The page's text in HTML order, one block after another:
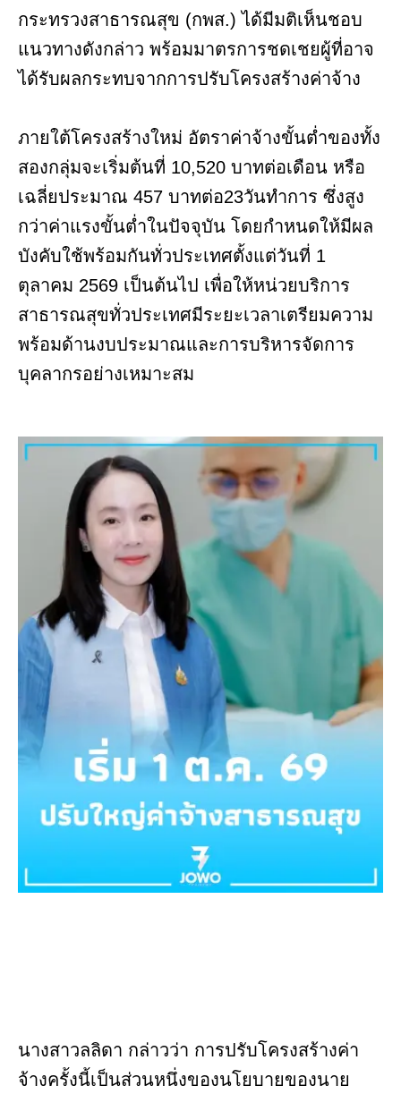
กระทรวงสาธารณสุข (กพส.) ได้มีมติเห็นชอบ
แนวทางดังกล่าว พร้อมมาตรการชดเชยผู้ที่อาจ
ได้รับผลกระทบจากการปรับโครงสร้างค่าจ้าง
ภายใต้โครงสร้างใหม่ อัตราค่าจ้างขั้นต่ำของทั้ง
สองกลุ่มจะเริ่มต้นที่ 10,520 บาทต่อเดือน หรือ
เฉลี่ยประมาณ 457 บาทต่อ23วันทำการ ซึ่งสูง
กว่าค่าแรงขั้นต่ำในปัจจุบัน โดยกำหนดให้มีผล
บังคับใช้พร้อมกันทั่วประเทศตั้งแต่วันที่ 1
ตุลาคม 2569 เป็นต้นไป เพื่อให้หน่วยบริการ
สาธารณสุขทั่วประเทศมีระยะเวลาเตรียมความ
พร้อมด้านงบประมาณและการบริหารจัดการ
บุคลากรอย่างเหมาะสม
นางสาวลลิดา กล่าวว่า การปรับโครงสร้างค่า
จ้างครั้งนี้เป็นส่วนหนึ่งของนโยบายของนาย